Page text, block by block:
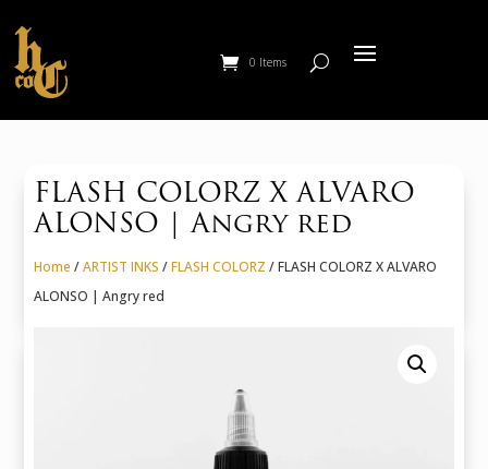
0 Items
FLASH COLORZ X ALVARO
ALONSO | Angry red
Home /ARTIST INKS /FLASH COLORZ / FLASH COLORZ X ALVARO
ALONSO | Angry red